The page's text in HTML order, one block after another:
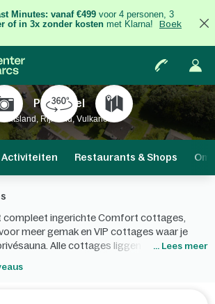
Minutes: vanaf €499 voor 4 personen, 3
of in 3x zonder kosten met Klarna!
Boek
Park Eifel
Duitsland, Rijnland, Vulkaneifel
Activiteiten Restaurants & Shops
compleet ingerichte Comfort cottages,
meer gemak en VIP cottages waar je
Alle cottages liggen in het... Lees meer